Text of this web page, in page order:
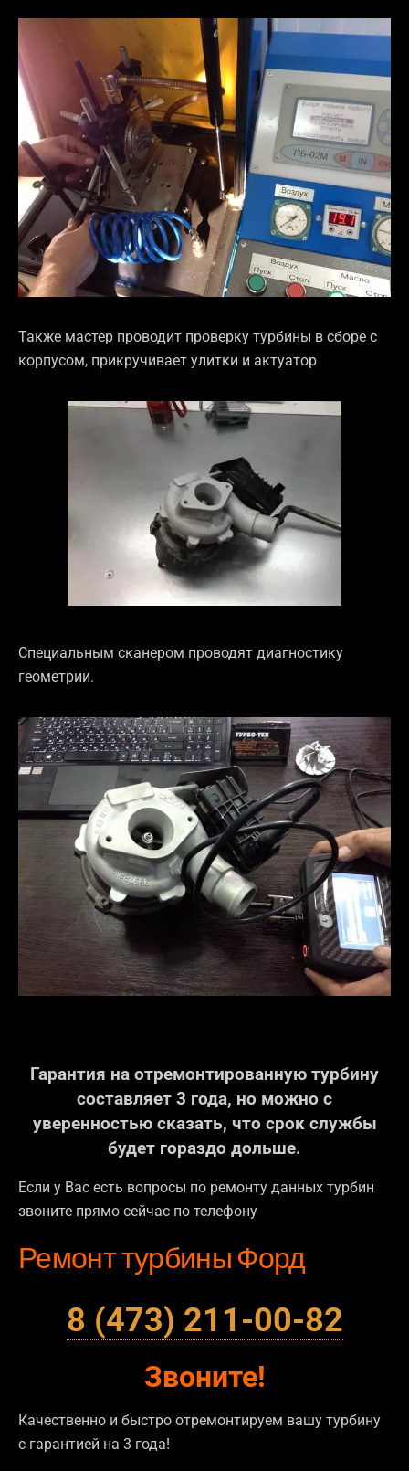
Также мастер проводит проверку турбины в сборе с
корпусом, прикручивает улитки и актуатор
Специальным сканером проводят диагностику
геометрии.
Гарантия на отремонтированную турбину
составляет 3 года, но можно с
уверенностью сказать, что срок службы
будет гораздо дольше.
Если у Вас есть вопросы по ремонту данных турбин
звоните прямо сейчас по телефону
Ремонт турбины Форд
8 (473) 211-00-82
Звоните!
Качественно и быстро отремонтируем вашу турбину
с гарантией на 3 года!